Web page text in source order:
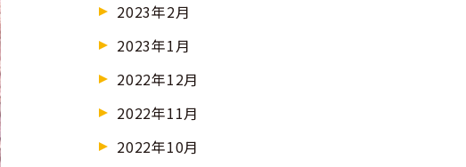
2023年2月
2023年1月
2022年12月
2022年11月
2022年10月